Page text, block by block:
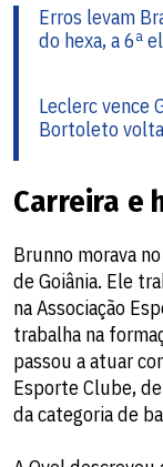
Erros levam
do hexa, a 6ª
Leclerc vence
Bortoleto
Carreira e
Brunno morava
de Goiânia. Ele
na Associação
trabalha na
passou a atuar
Esporte Clube,
da categoria de